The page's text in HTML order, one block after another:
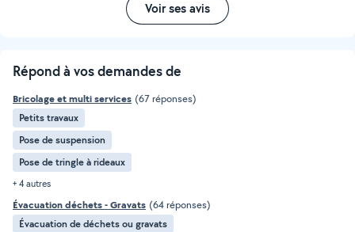
Voir ses avis
Répond à vos demandes de
Bricolage et multi services (67 réponses)
Petits travaux
Pose de suspension
Pose de tringle à rideaux
+ 4 autres
Évacuation déchets - Gravats (64 réponses)
Évacuation de déchets ou gravats